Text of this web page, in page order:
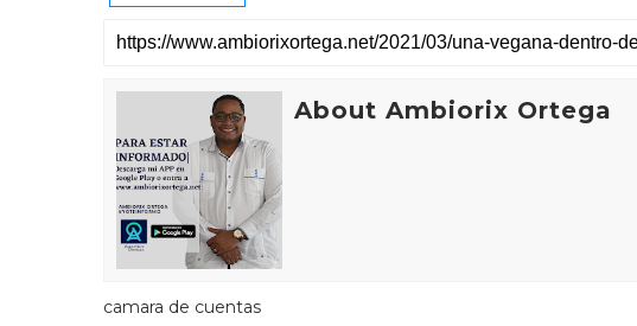
About Ambiorix Ortega
camara de cuentas